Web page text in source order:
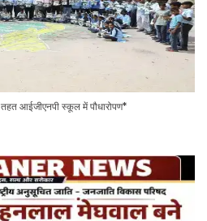
आईजीएनपी स्कूल में पौधारोपण*